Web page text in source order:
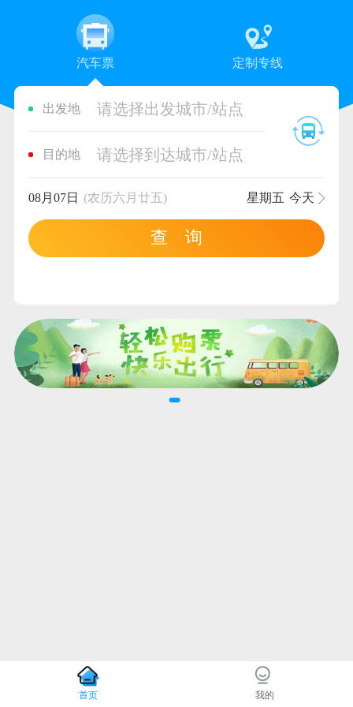
汽车票 定制专线
出发地 请选择出发城市/站点
目的地 请选择到达城市/站点
08月07日 (农历六月廿五) 星期五 今天
查 询
首页 我的